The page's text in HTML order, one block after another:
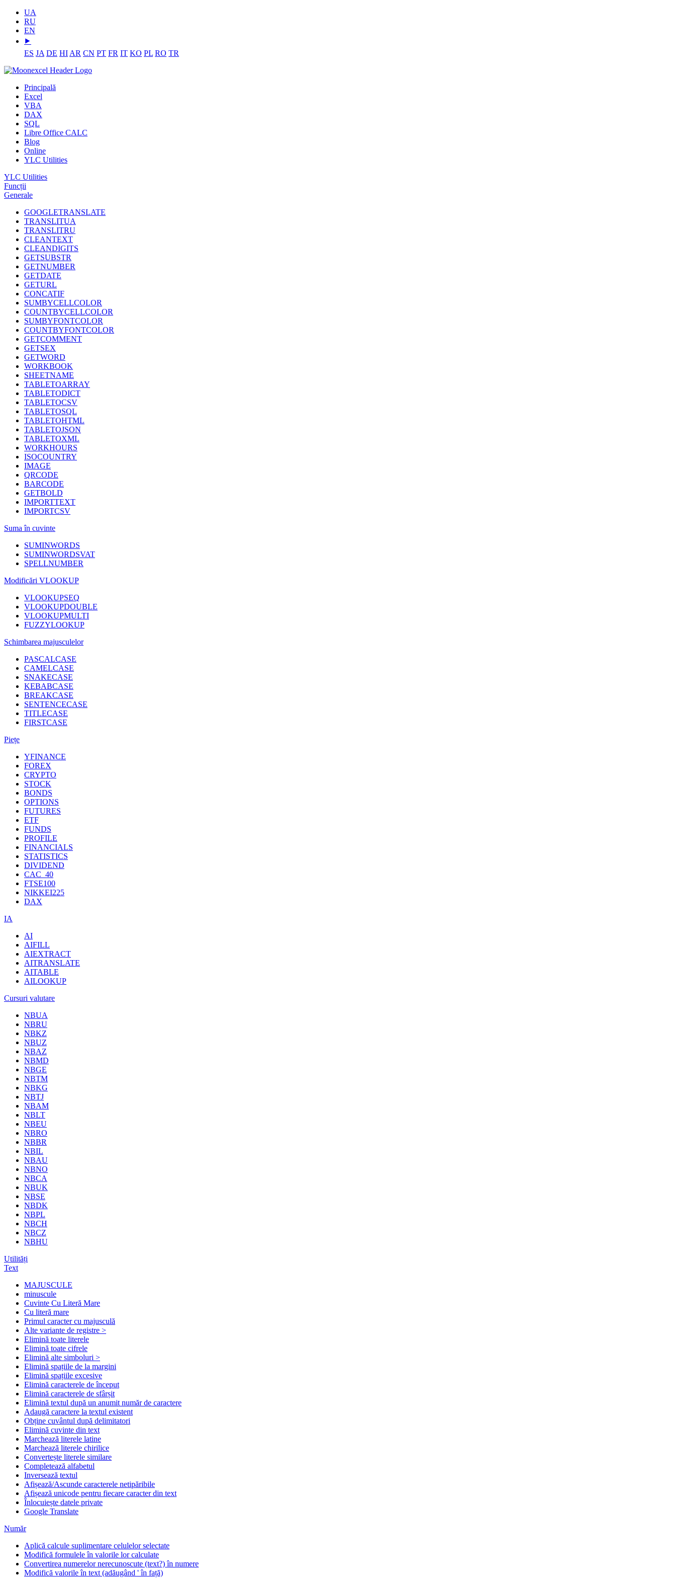
UA
RU
EN
⯈
ES JA DE HI AR CN PT FR IT KO PL RO TR
Principală
Excel
VBA
DAX
SQL
Libre Office CALC
Blog
Online
YLC Utilities
YLC Utilities
Funcții
Generale
GOOGLETRANSLATE
TRANSLITUA
TRANSLITRU
CLEANTEXT
CLEANDIGITS
GETSUBSTR
GETNUMBER
GETDATE
GETURL
CONCATIF
SUMBYCELLCOLOR
COUNTBYCELLCOLOR
SUMBYFONTCOLOR
COUNTBYFONTCOLOR
GETCOMMENT
GETSEX
GETWORD
WORKBOOK
SHEETNAME
TABLETOARRAY
TABLETODICT
TABLETOCSV
TABLETOSQL
TABLETOHTML
TABLETOJSON
TABLETOXML
WORKHOURS
ISOCOUNTRY
IMAGE
QRCODE
BARCODE
GETBOLD
IMPORTTEXT
IMPORTCSV
Suma în cuvinte
SUMINWORDS
SUMINWORDSVAT
SPELLNUMBER
Modificări VLOOKUP
VLOOKUPSEQ
VLOOKUPDOUBLE
VLOOKUPMULTI
FUZZYLOOKUP
Schimbarea majusculelor
PASCALCASE
CAMELCASE
SNAKECASE
KEBABCASE
BREAKCASE
SENTENCECASE
TITLECASE
FIRSTCASE
Piețe
YFINANCE
FOREX
CRYPTO
STOCK
BONDS
OPTIONS
FUTURES
ETF
FUNDS
PROFILE
FINANCIALS
STATISTICS
DIVIDEND
CAC_40
FTSE100
NIKKEI225
DAX
IA
AI
AIFILL
AIEXTRACT
AITRANSLATE
AITABLE
AILOOKUP
Cursuri valutare
NBUA
NBRU
NBKZ
NBUZ
NBAZ
NBMD
NBGE
NBTM
NBKG
NBTJ
NBAM
NBLT
NBEU
NBRO
NBBR
NBIL
NBAU
NBNO
NBCA
NBUK
NBSE
NBDK
NBPL
NBCH
NBCZ
NBHU
Utilități
Text
MAJUSCULE
minuscule
Cuvinte Cu Literă Mare
Cu literă mare
Primul caracter cu majusculă
Alte variante de registre >
Elimină toate literele
Elimină toate cifrele
Elimină alte simboluri >
Elimină spațiile de la margini
Elimină spațiile excesive
Elimină caracterele de început
Elimină caracterele de sfârșit
Elimină textul după un anumit număr de caractere
Adaugă caractere la textul existent
Obține cuvântul după delimitatori
Elimină cuvinte din text
Marchează literele latine
Marchează literele chirilice
Convertește literele similare
Completează alfabetul
Inversează textul
Afișează/Ascunde caracterele netipăribile
Afișează unicode pentru fiecare caracter din text
Înlocuiește datele private
Google Translate
Număr
Aplică calcule suplimentare celulelor selectate
Modifică formulele în valorile lor calculate
Convertirea numerelor nerecunoscute (text?) în numere
Modifică valorile în text (adăugând ' în față)